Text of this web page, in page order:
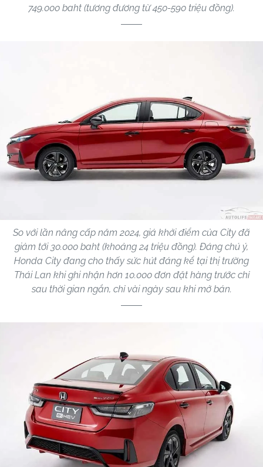
749.000 baht (tương đương từ 450-590 triệu đồng).
So với lần nâng cấp năm 2024, giá khởi điểm của City đã
giảm tới 30.000 baht (khoảng 24 triệu đồng). Đáng chú ý,
Honda City đang cho thấy sức hút đáng kể tại thị trường
Thái Lan khi ghi nhận hơn 10.000 đơn đặt hàng trước chỉ
sau thời gian ngắn, chỉ vài ngày sau khi mở bán.